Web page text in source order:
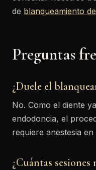
de blanqueamiento
Preguntas
¿Duele el
No. Como el diente
endodoncia, el
requiere anestesia
¿Cuántas sesiones